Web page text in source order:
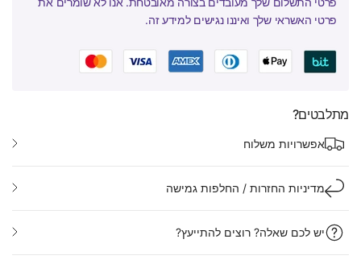
פרטי האשראי שלך ואיננו נגישים למידע זה.
מתלבטים?
אפשרויות משלוח
מדיניות החזרות / החלפות גמישה
יש לכם שאלה? רוצים להתייעץ?